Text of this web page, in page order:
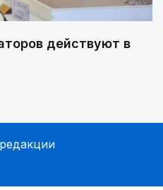
действуют в